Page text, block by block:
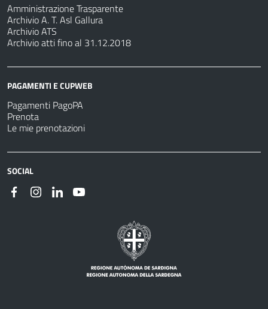
Amministrazione Trasparente
Archivio A. T. Asl Gallura
Archivio ATS
Archivio atti fino al 31.12.2018
PAGAMENTI E CUPWEB
Pagamenti PagoPA
Prenota
Le mie prenotazioni
SOCIAL